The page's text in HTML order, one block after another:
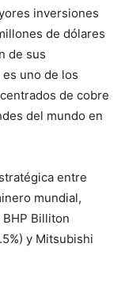
inversiones
de dólares
de sus
uno de los
de cobre
del mundo en
entre
mundial,
Billiton
y Mitsubishi